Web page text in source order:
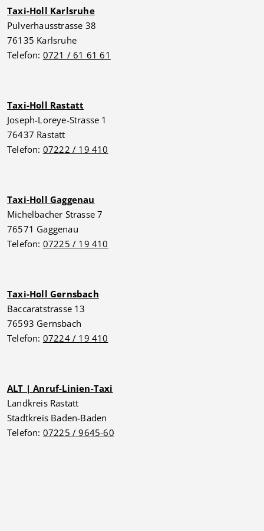
Taxi-Holl Karlsruhe
Pulverhausstrasse 38
76135 Karlsruhe
Telefon: 0721 / 61 61 61
Taxi-Holl Rastatt
Joseph-Loreye-Strasse 1
76437 Rastatt
Telefon: 07222 / 19 410
Taxi-Holl Gaggenau
Michelbacher Strasse 7
76571 Gaggenau
Telefon: 07225 / 19 410
Taxi-Holl Gernsbach
Baccaratstrasse 13
76593 Gernsbach
Telefon: 07224 / 19 410
ALT | Anruf-Linien-Taxi
Landkreis Rastatt
Stadtkreis Baden-Baden
Telefon: 07225 / 9645-60